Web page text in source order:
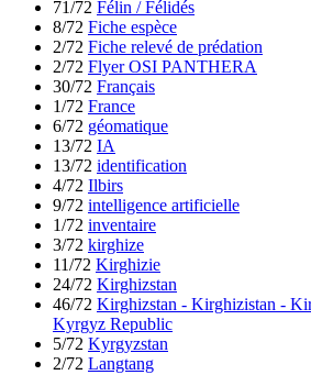
71/72 Félin / Félidés
8/72 Fiche espèce
2/72 Fiche relevé de prédation
2/72 Flyer OSI PANTHERA
30/72 Français
1/72 France
6/72 géomatique
13/72 IA
13/72 identification
4/72 Ilbirs
9/72 intelligence artificielle
1/72 inventaire
3/72 kirghize
11/72 Kirghizie
24/72 Kirghizstan
46/72 Kirghizstan - Kirghizistan -
Kyrgyz Republic
5/72 Kyrgyzstan
2/72 Langtang